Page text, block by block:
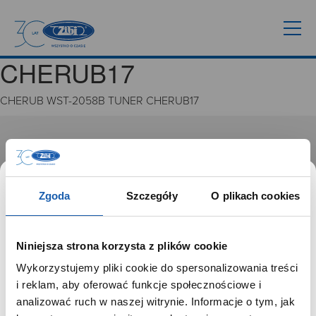
Zgoda Szczegóły O plikach cookies
Niniejsza strona korzysta z plików cookie
Wykorzystujemy pliki cookie do spersonalizowania treści
i reklam, aby oferować funkcje społecznościowe i
analizować ruch w naszej witrynie. Informacje o tym, jak
CHERUB17
CHERUB WST-2058B TUNER CHERUB17
GRUPA ZIBI
Historia
Misja, wizja i wartości Grupy Zibi
Ważne daty
Zgoda na ciasteczka
PRODUKTY
Zegarki
SZANOWNY UŻYTKOWNIKU,
SZANOWNA UŻYTKOWNICZKO